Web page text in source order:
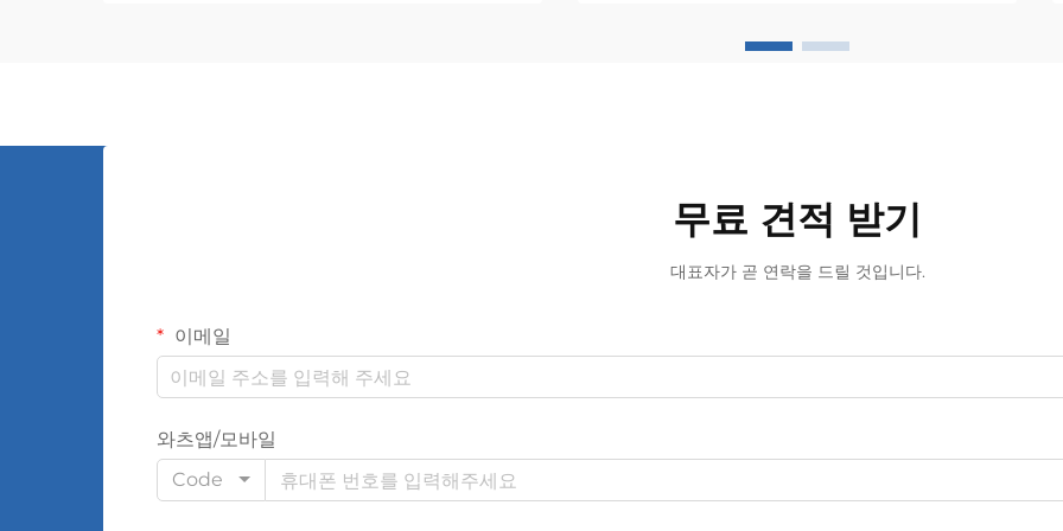
무료 견적 받기
대표자가 곧 연락을 드릴 것입니다.
이메일
와츠앱/모바일
Code